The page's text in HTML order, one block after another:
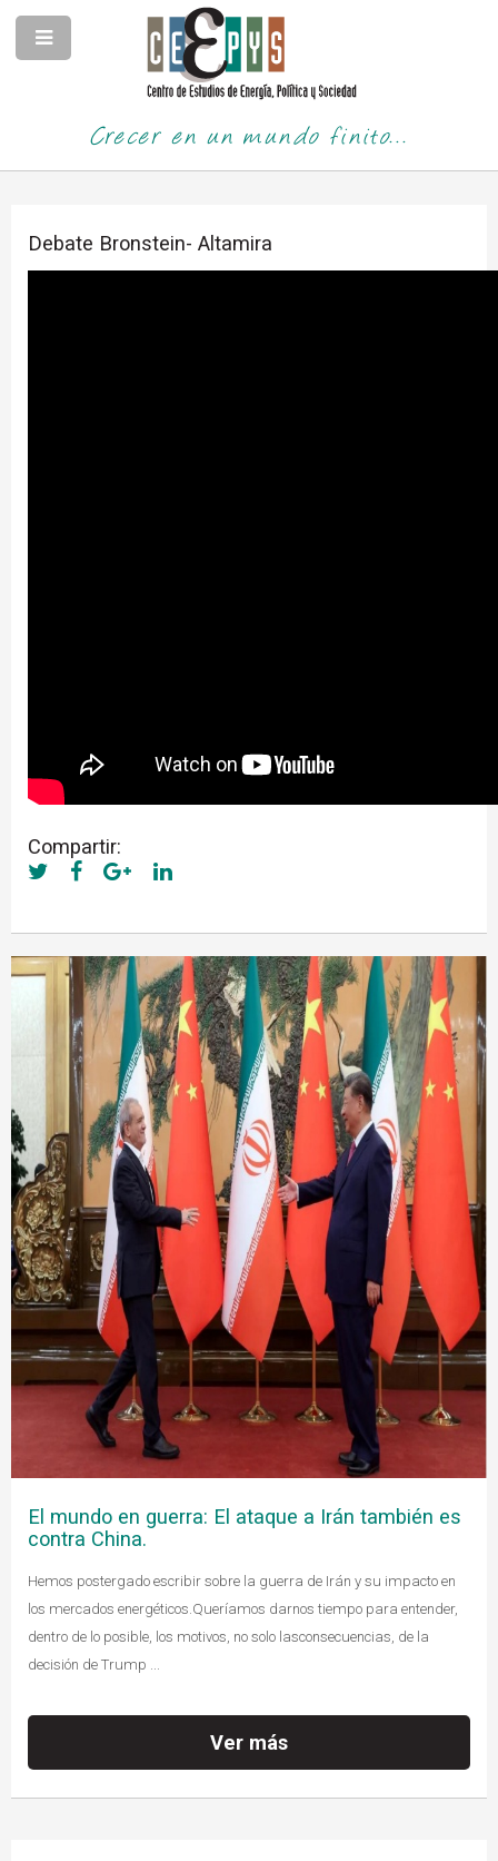
Crecer en un mundo finito...
Debate Bronstein- Altamira
Compartir:
El mundo en guerra: El ataque a Irán también es
contra China.
Hemos postergado escribir sobre la guerra de Irán y su impacto en
los mercados energéticos.Queríamos darnos tiempo para entender,
dentro de lo posible, los motivos, no solo lasconsecuencias, de la
decisión de Trump ...
Ver más